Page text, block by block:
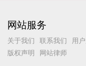
网站服务
关于我们 联系我们
用
版权声明
网站律师